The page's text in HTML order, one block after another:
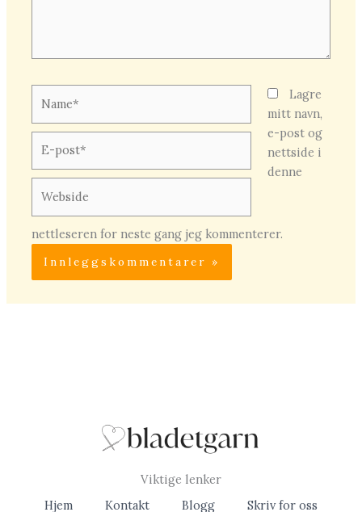
post*
Lagre
mitt navn,
e-post og
nettside i
denne
nettleseren for neste gang jeg kommenterer.
Viktige lenker
Hjem
Kontakt Blogg Skriv for oss